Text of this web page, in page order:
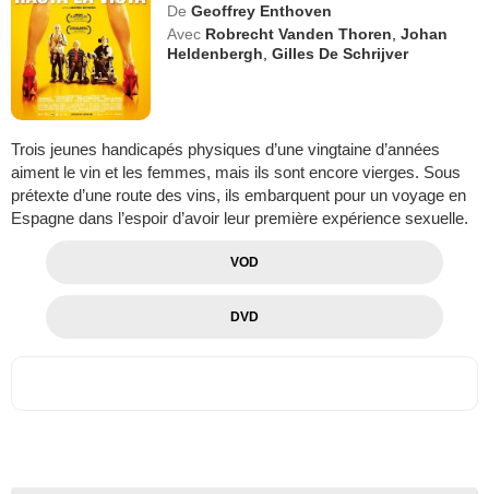
De Geoffrey Enthoven
Avec Robrecht Vanden Thoren ,Johan
Heldenbergh ,Gilles De Schrijver
Trois jeunes handicapés physiques d’une vingtaine d’années
aiment le vin et les femmes, mais ils sont encore vierges. Sous
prétexte d’une route des vins, ils embarquent pour un voyage en
Espagne dans l’espoir d’avoir leur première expérience sexuelle.
VOD
DVD